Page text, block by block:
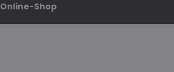
Online-Shop